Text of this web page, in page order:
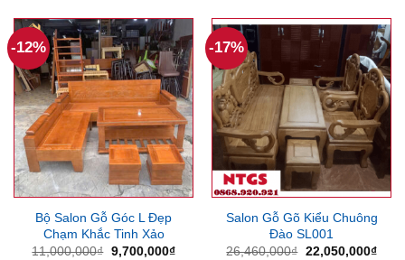
7,880,000₫.
-12%
Bộ Salon Gỗ Góc L Đẹp
Chạm Khắc Tinh Xảo
11,000,000₫ Giá
9,700,000₫Giá
-17%
Salon Gỗ Gõ Kiểu Chuông
Đào SL001
26,460,000₫ Giá
22,050,000₫Giá